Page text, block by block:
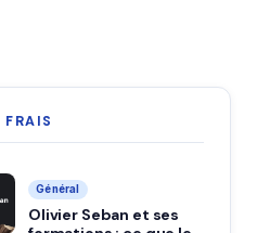
Général
Olivier Seban et ses